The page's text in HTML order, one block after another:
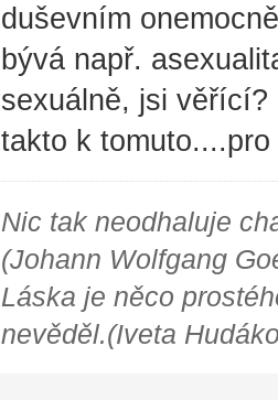
duševním
bývá např.
sexuálně, jsi
takto k
Nic tak neodhaluje
(Johann Wolfgang
Láska je něco
nevěděl.(Iveta